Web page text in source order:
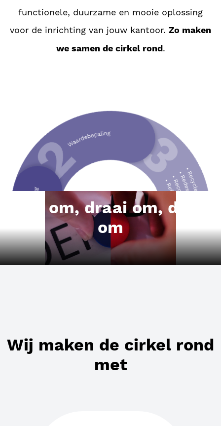
functionele, duurzame en mooie oplossing
voor de inrichting van jouw kantoor. Zo maken
we samen de cirkel rond.
Kijk om, draai om, denk
om
Wij maken de cirkel rond
met